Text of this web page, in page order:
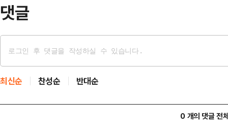
댓글
최신순 찬성순 반대순
0 개의 댓글 전